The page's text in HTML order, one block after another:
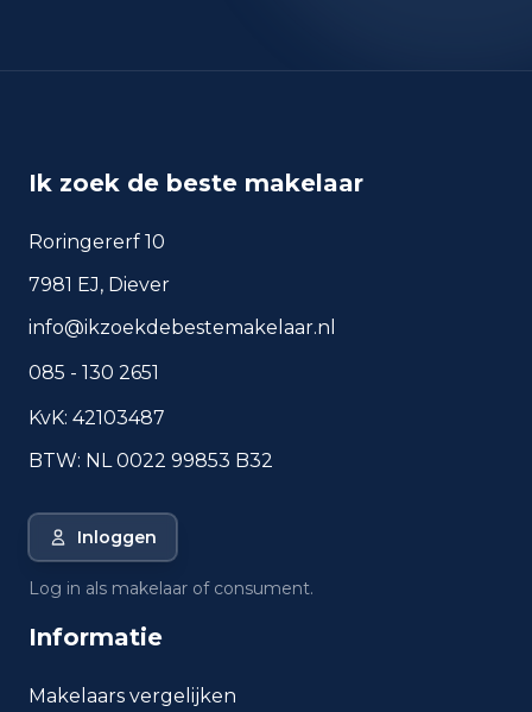
Amsterdam.
Veelgestelde vragen over
wonen in Amsterdam
plaatscijfers, handig voor een snelle
Hoeveel inwoners heeft
Wat is de gemiddelde WOZ-
Wat is het gemiddelde
Amsterdam?
Ik zoek de beste makelaar
Roringererf 10
7981 EJ, Diever
info@ikzoekdebestemakelaar.nl
085 - 130 2651
KvK: 42103487
BTW: NL 0022 99853 B32
Inloggen
Log in als makelaar of consument.
Informatie
Makelaars vergelijken